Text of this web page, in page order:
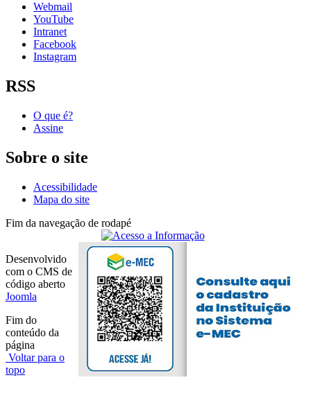
Webmail
YouTube
Intranet
Facebook
Instagram
RSS
O que é?
Assine
Sobre o site
Acessibilidade
Mapa do site
Fim da navegação de rodapé
Desenvolvido
com o CMS de
código aberto
Joomla
Fim do
conteúdo da
página
Voltar para o
topo